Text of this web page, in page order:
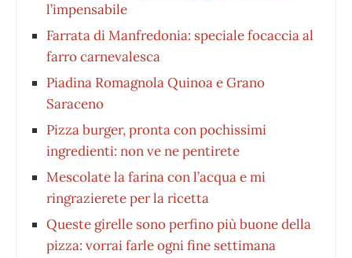
l’impensabile
Farrata di Manfredonia: speciale focaccia al
farro carnevalesca
Piadina Romagnola Quinoa e Grano
Saraceno
Pizza burger, pronta con pochissimi
ingredienti: non ve ne pentirete
Mescolate la farina con l’acqua e mi
ringrazierete per la ricetta
Queste girelle sono perfino più buone della
pizza: vorrai farle ogni fine settimana